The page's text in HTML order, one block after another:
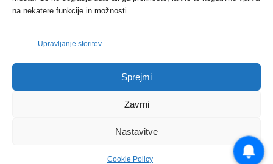
na nekatere funkcije in možnosti.
Upravljanje storitev
Sprejmi
Zavrni
Nastavitve
Cookie Policy
Tožilstvo v Celovcu v korist elektrarnam
Verbund
FOTO: Razstava cvetličarskega mojstra Andreja
Dogodki 27. novembra, 2017
© 2026 | eKoroška.si